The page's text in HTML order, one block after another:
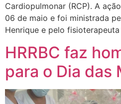
Cardiopulmonar (RCP). A
06 de maio e foi ministrada
Henrique e pelo
HRRBC faz
para o Dia das